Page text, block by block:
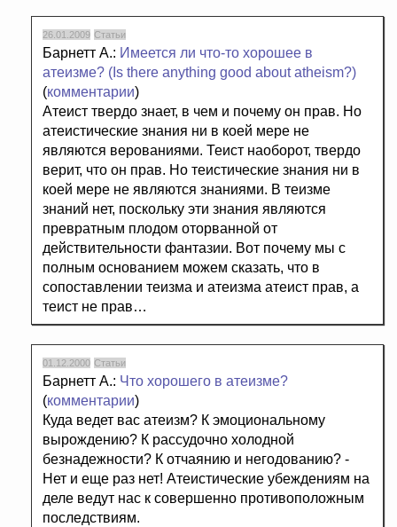
26.01.2009 Статьи
Барнетт А.: Имеется ли что-то хорошее в
атеизме? (Is there anything good about atheism?)
(комментарии)
Атеист твердо знает, в чем и почему он прав. Но
атеистические знания ни в коей мере не
являются верованиями. Теист наоборот, твердо
верит, что он прав. Но теистические знания ни в
коей мере не являются знаниями. В теизме
знаний нет, поскольку эти знания являются
превратным плодом оторванной от
действительности фантазии. Вот почему мы с
полным основанием можем сказать, что в
сопоставлении теизма и атеизма атеист прав, а
теист не прав…
01.12.2000 Статьи
Барнетт А.: Что хорошего в атеизме?
(комментарии)
Куда ведет вас атеизм? К эмоциональному
вырождению? К рассудочно холодной
безнадежности? К отчаянию и негодованию? -
Нет и еще раз нет! Атеистические убеждениям на
деле ведут нас к совершенно противоположным
последствиям.